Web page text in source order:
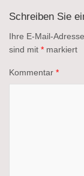
Schreiben Sie
Ihre E-Mail-
sind mit * markiert
Kommentar *